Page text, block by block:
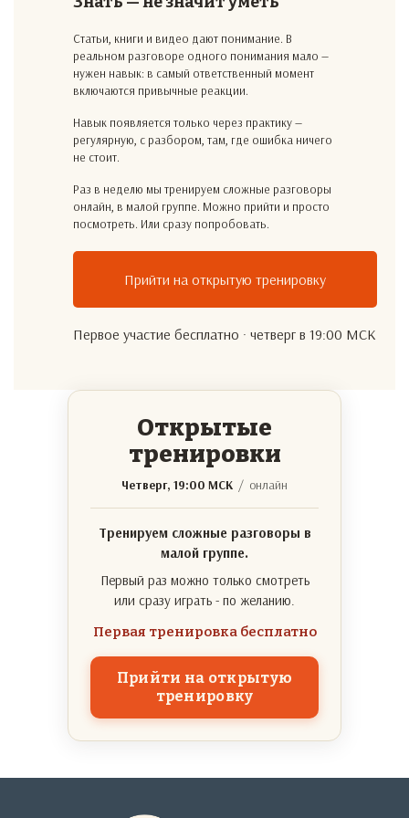
Статьи, книги и видео дают понимание. В
реальном разговоре одного понимания мало —
нужен навык: в самый ответственный момент
включаются привычные реакции.
Навык появляется только через практику —
регулярную, с разбором, там, где ошибка ничего
не стоит.
Раз в неделю мы тренируем сложные разговоры
онлайн, в малой группе. Можно прийти и просто
посмотреть. Или сразу попробовать.
Прийти на открытую тренировку
Первое участие бесплатно · четверг в 19:00 МСК
Открытые
тренировки
Четверг, 19:00 МСК / онлайн
Тренируем сложные разговоры в
малой группе.
Первый раз можно только смотреть
или сразу играть - по желанию.
Первая тренировка бесплатно
Прийти на открытую
тренировку